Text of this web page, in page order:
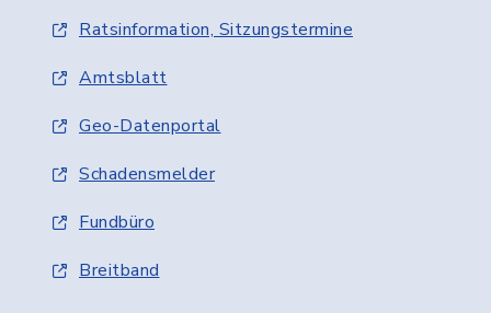
Ratsinformation, Sitzungstermine
Amtsblatt
Geo-Datenportal
Schadensmelder
Fundbüro
Breitband